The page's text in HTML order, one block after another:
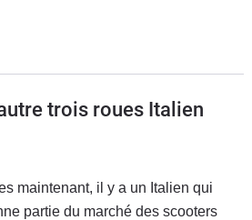
trois roues Italien
maintenant, il y a un Italien qui
partie du marché des scooters